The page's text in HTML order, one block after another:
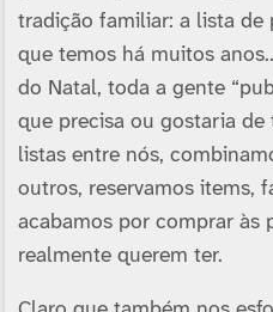
tradição familiar: a lista de
que temos há muitos
do Natal, toda a gente
que precisa ou gostaria de
listas entre nós,
outros, reservamos items,
acabamos por comprar às
realmente querem ter.